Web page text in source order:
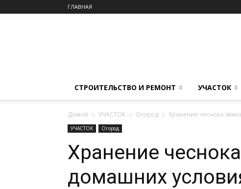
ГЛАВНАЯ
СТРОИТЕЛЬСТВО И РЕМОНТ УЧАСТОК
Домой УЧАСТОК Огород Хранение чеснока
УЧАСТОК Огород
Хранение
домашних